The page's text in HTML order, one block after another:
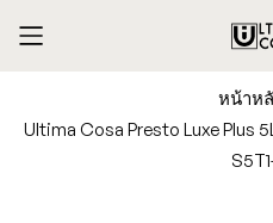
to
หน้าห
Ultima Cosa Presto Luxe Plus